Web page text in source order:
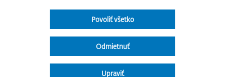
Povoliť všetko
Odmietnuť
Upraviť
Facebook
Instagram
Vyhlásenie o prístupnosti